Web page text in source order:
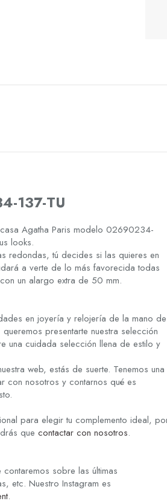
137-TU
Agatha Paris modelo 02690234-
looks.
redondas, tú decides si las quieres en
a verte de lo más favorecida todas
un alargo extra de 50 mm.
en joyería y relojería de la mano de
presentarte nuestra selección
una cuidada selección llena de estilo y
web, estás de suerte. Tenemos una
con nosotros y contarnos qué es
para elegir tu complemento ideal,
que contactar con nosotros.
sobre las últimas
etc. Nuestro Instagram es
.